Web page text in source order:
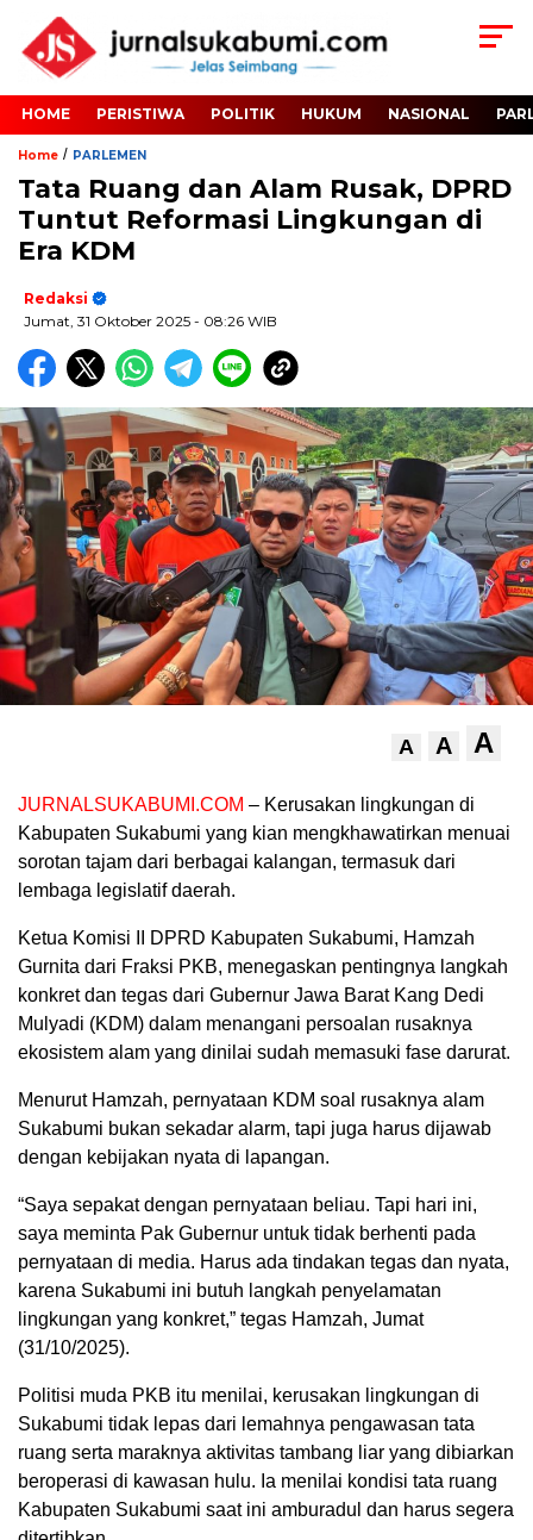
HOME PERISTIWA POLITIK HUKUM NASIONAL
Home / PARLEMEN
Tata Ruang dan Alam Rusak, DPRD
Tuntut Reformasi Lingkungan di
Era KDM
Redaksi
Jumat, 31 Oktober 2025 - 08:26 WIB
A A A
JURNALSUKABUMI.COM – Kerusakan lingkungan di
Kabupaten Sukabumi yang kian mengkhawatirkan menuai
sorotan tajam dari berbagai kalangan, termasuk dari
lembaga legislatif daerah.
Ketua Komisi II DPRD Kabupaten Sukabumi, Hamzah
Gurnita dari Fraksi PKB, menegaskan pentingnya langkah
konkret dan tegas dari Gubernur Jawa Barat Kang Dedi
Mulyadi (KDM) dalam menangani persoalan rusaknya
ekosistem alam yang dinilai sudah memasuki fase darurat.
Menurut Hamzah, pernyataan KDM soal rusaknya alam
Sukabumi bukan sekadar alarm, tapi juga harus dijawab
dengan kebijakan nyata di lapangan.
“Saya sepakat dengan pernyataan beliau. Tapi hari ini,
saya meminta Pak Gubernur untuk tidak berhenti pada
pernyataan di media. Harus ada tindakan tegas dan nyata,
karena Sukabumi ini butuh langkah penyelamatan
lingkungan yang konkret,” tegas Hamzah, Jumat
(31/10/2025).
Politisi muda PKB itu menilai, kerusakan lingkungan di
Sukabumi tidak lepas dari lemahnya pengawasan tata
ruang serta maraknya aktivitas tambang liar yang dibiarkan
beroperasi di kawasan hulu. Ia menilai kondisi tata ruang
Kabupaten Sukabumi saat ini amburadul dan harus segera